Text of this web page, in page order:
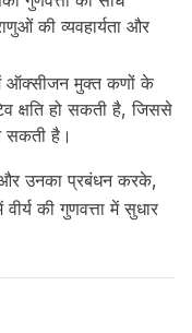
की व्यवहार्यता और
में ऑक्सीजन मुक्त कणों के
हो सकती है, जिससे
सकती है।
और उनका प्रबंधन करके,
की गुणवत्ता में सुधार